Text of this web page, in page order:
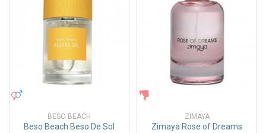
BESO BEACH
Beso Beach Beso De Sol
ZIMAYA
Zimaya Rose of Dreams